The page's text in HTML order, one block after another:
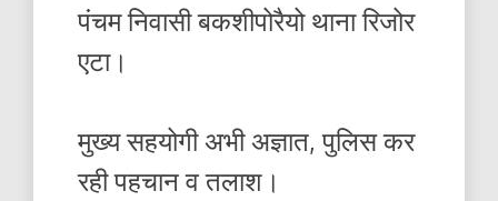
पंचम निवासी बकशीपोरैयो थाना रिजोर
एटा।
मुख्य सहयोगी अभी अज्ञात, पुलिस कर
रही पहचान व तलाश।